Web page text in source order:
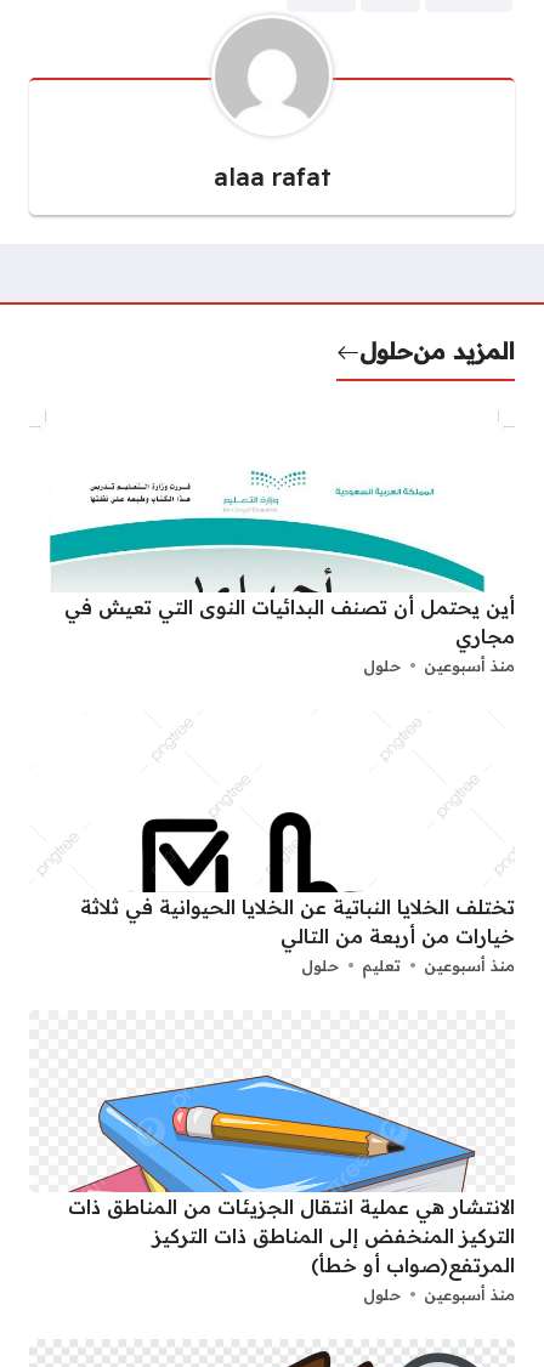
alaa rafat
المزيد منحلول
أين يحتمل أن تصنف البدائيات النوى التي تعيش في
مجاري
منذ أسبوعين حلول
تختلف الخلايا النباتية عن الخلايا الحيوانية في ثلاثة
خيارات من أربعة من التالي
منذ أسبوعين تعليم حلول
الانتشار هي عملية انتقال الجزيئات من المناطق ذات
التركيز المنخفض إلى المناطق ذات التركيز
المرتفع(صواب أو خطأ)
منذ أسبوعين حلول